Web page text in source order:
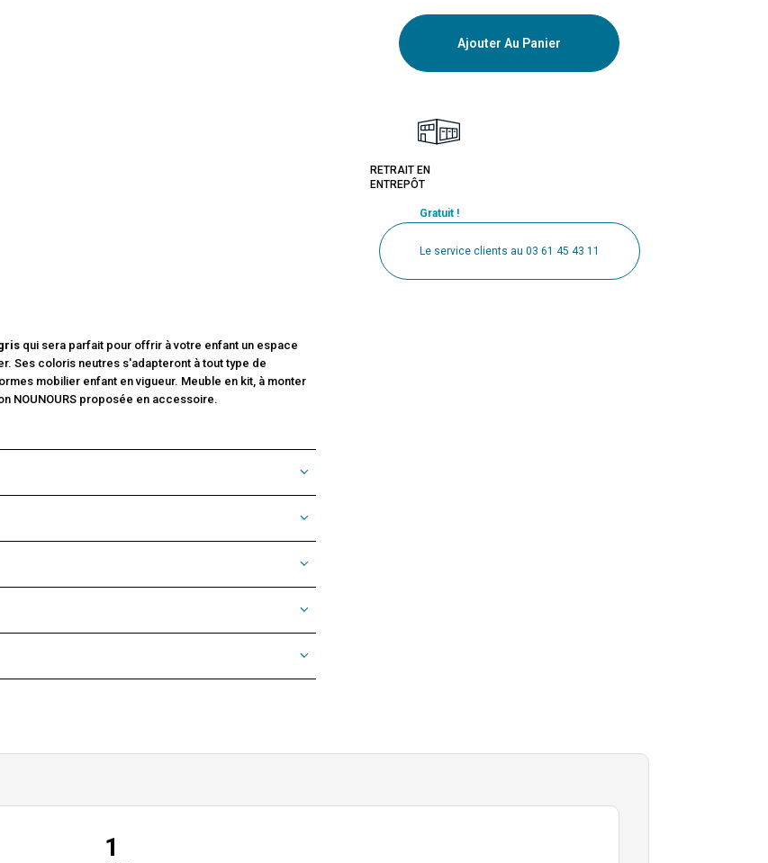
qui sera parfait pour offrir à votre enfant un espace
Ses coloris neutres s'adapteront à tout type de
mobilier enfant en vigueur. Meuble en kit, à monter
NOUNOURS proposée en accessoire.
Ajouter Au Panier
RETRAIT EN
ENTREPÔT
Gratuit !
Le service clients au 03 61 45 43 11
1